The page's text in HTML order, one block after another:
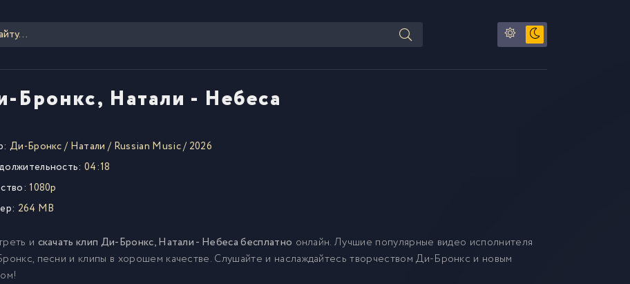
Бронкс, Натали - Небеса
Ди-Бронкс/ Натали / Russian Music/ 2026
04:18
1080p
264 MB
и скачать клип Ди-Бронкс, Натали - Небеса бесплатно онлайн. Лучшие популярные видео исполнителя
песни и клипы в хорошем качестве. Слушайте и наслаждайтесь творчеством Ди-Бронкс и новым